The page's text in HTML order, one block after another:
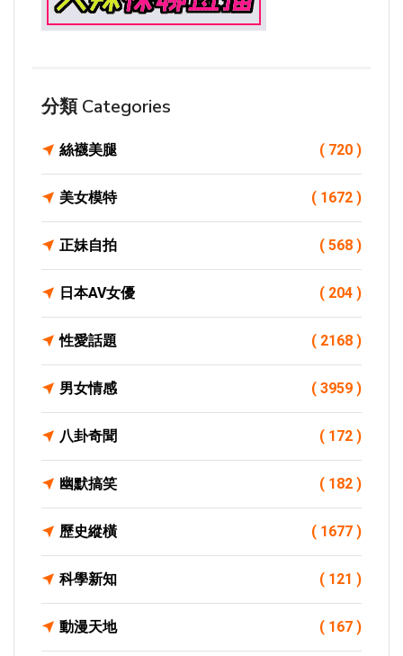
分類 Categories
絲襪美腿 ( 720 )
美女模特 ( 1672 )
正妹自拍 ( 568 )
日本AV女優 ( 204 )
性愛話題 ( 2168 )
男女情感 ( 3959 )
八卦奇聞 ( 172 )
幽默搞笑 ( 182 )
歷史縱橫 ( 1677 )
科學新知 ( 121 )
動漫天地 ( 167 )